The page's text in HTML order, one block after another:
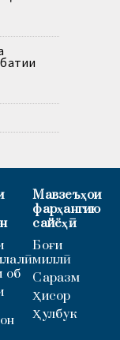
об
Мавзеъҳои
фарҳангию
сайёҳӣ
Боғи
миллӣ
Саразм
Ҳисор
Ҳулбук